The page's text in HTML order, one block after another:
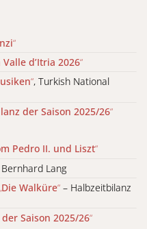
“
Valle d’Itria 2026“
“, Turkish National
der Saison 2025/26“
Pedro II. und Liszt“
Bernhard Lang
„Die Walküre“ – Halbzeitbilanz
Saison 2025/26“